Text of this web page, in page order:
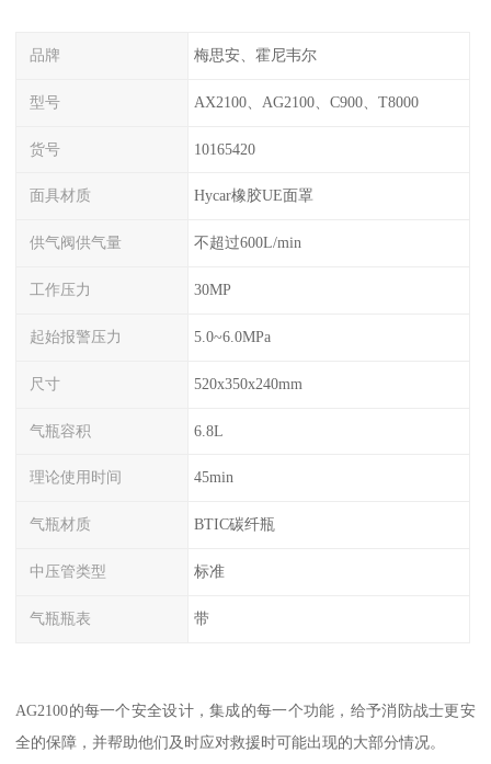
品牌 梅思安、霍尼韦尔
型号 AX2100、AG2100、C900、T8000
货号 10165420
面具材质 Hycar橡胶UE面罩
供气阀供气量 不超过600L/min
工作压力 30MP
起始报警压力 5.0~6.0MPa
尺寸 520x350x240mm
气瓶容积 6.8L
理论使用时间 45min
气瓶材质 BTIC碳纤瓶
中压管类型 标准
气瓶瓶表 带
AG2100的每一个安全设计，集成的每一个功能，给予消防战士更安
全的保障，并帮助他们及时应对救援时可能出现的大部分情况。